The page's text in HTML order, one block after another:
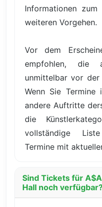
Informationen
weiteren Vorgehen.
Vor dem
empfohlen, die
unmittelbar vor der
Wenn Sie
andere Auftritte
die
vollständige
Termine mit
Sind Tickets für
Hall noch